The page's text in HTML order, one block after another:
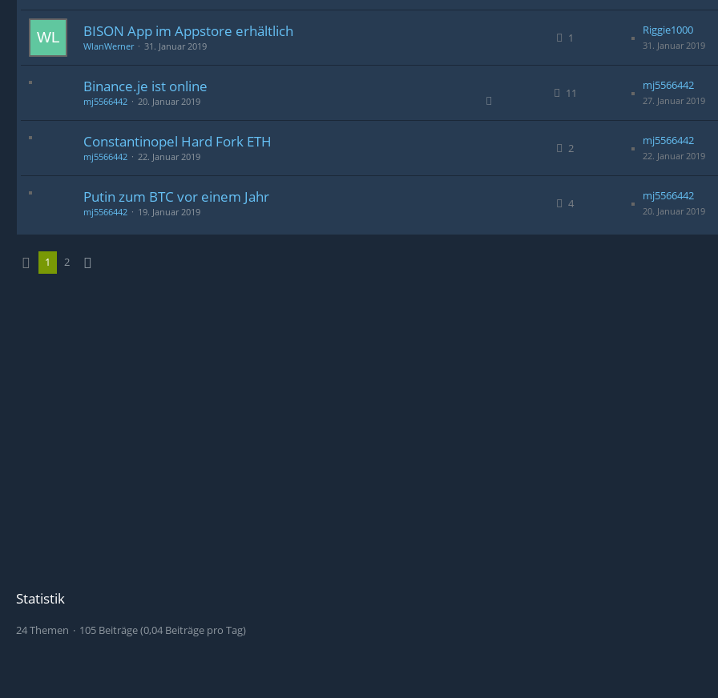
BISON App im Appstore erhältlich
WlanWerner 31. Januar 2019
1
Riggie1000
31. Januar 2019
Binance.je ist online
mj5566442 20. Januar 2019
11
mj5566442
27. Januar 2019
Constantinopel Hard Fork ETH
mj5566442 22. Januar 2019
2
mj5566442
22. Januar 2019
Putin zum BTC vor einem Jahr
mj5566442 19. Januar 2019
4
mj5566442
20. Januar 2019
1 2
Statistik
24 Themen 105 Beiträge (0,04 Beiträge pro Tag)